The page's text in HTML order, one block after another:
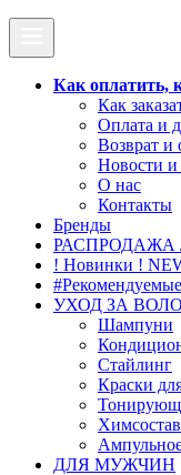
Как оплатить,
Как
Оплата и
Возврат и
Новости и
О нас
Контакты
Бренды
РАСПРОДАЖА /
! Новинки !
УХОД ЗА
Шампуни
Стайлинг
Краски
ДЛЯ МУЖЧИН